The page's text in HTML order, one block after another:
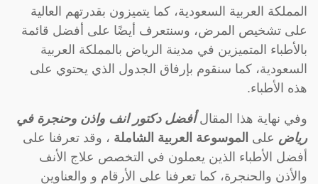
المملكة العربية السعودية، كما يتميزون بقدرتهم العالية
على تشخيص المرض، وسنتعرف أيضًا على أفضل قائمة
بالأطباء المتميزين في مدينة الرياض بالمملكة العربية
السعودية، كما سنقوم بإرفاق الجدول الذي يحتوي على
هذه الأطباء.
وفي نهاية هذا المقالأفضل دكتور انف واذن وحنجرة في
رياض على الموسوعة العربية الشاملة ، وقد تعرفنا على
أفضل الأطباء الذين يعملون في التخصص علاج الأنف
والأذن والحنجرة، كما تعرفنا على الأرقام و والعناوين